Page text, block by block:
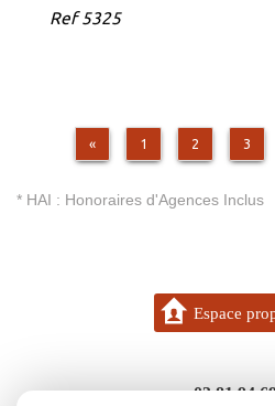
Ref5325
« 1 2 3
* HAI : Honoraires d'Agences Inclus
Espace
03 81 94